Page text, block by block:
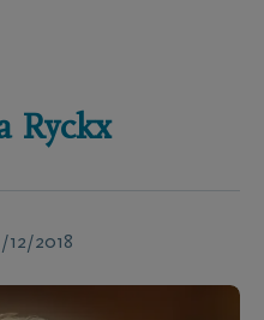
Ryckx
12/2018